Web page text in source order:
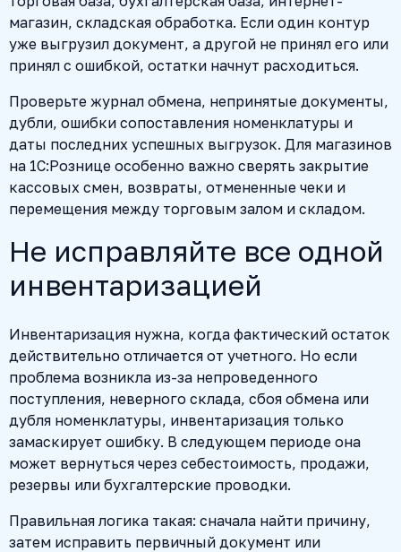
магазин, складская обработка. Если один контур
уже выгрузил документ, а другой не принял его или
принял с ошибкой, остатки начнут расходиться.
Проверьте журнал обмена, непринятые документы,
дубли, ошибки сопоставления номенклатуры и
даты последних успешных выгрузок. Для магазинов
на 1С:Рознице особенно важно сверять закрытие
кассовых смен, возвраты, отмененные чеки и
перемещения между торговым залом и складом.
Не исправляйте все одной
инвентаризацией
Инвентаризация нужна, когда фактический остаток
действительно отличается от учетного. Но если
проблема возникла из-за непроведенного
поступления, неверного склада, сбоя обмена или
дубля номенклатуры, инвентаризация только
замаскирует ошибку. В следующем периоде она
может вернуться через себестоимость, продажи,
резервы или бухгалтерские проводки.
Правильная логика такая: сначала найти причину,
затем исправить первичный документ или